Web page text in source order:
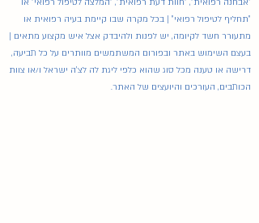
"אבחנה רפואית", "חוות דעת רפואית", "המלצה לטיפול רפואי" או
"תחליף לטיפול רפואי" | בכל מקרה שבו קיימת בעיה רפואית או
מתעורר חשד לקיומה, יש לפנות ולהיבדק אצל איש מקצוע מתאים |
בעצם השימוש באתר ובפורום המשתמשים מוותרים על כל תביעה,
דרישה או טענה מכל סוג שהוא כלפי ליגת לה לצ'ה ישראל ו/או צוות
הכותבים, העורכים והיועצים של האתר.